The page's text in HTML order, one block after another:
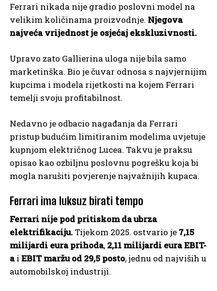
Ferrari nikada nije gradio poslovni model na
velikim količinama proizvodnje. Njegova
najveća vrijednost je osjećaj ekskluzivnosti.
Upravo zato Gallierina uloga nije bila samo
marketinška. Bio je čuvar odnosa s najvjernijim
kupcima i modela rijetkosti na kojem Ferrari
temelji svoju profitabilnost.
Nedavno je odbacio nagađanja da Ferrari
pristup budućim limitiranim modelima uvjetuje
kupnjom električnog Lucea. Takvu je praksu
opisao kao ozbiljnu poslovnu pogrešku koja bi
mogla narušiti povjerenje najvažnijih kupaca.
Ferrari ima luksuz birati tempo
Ferrari nije pod pritiskom da ubrza
elektrifikaciju. Tijekom 2025. ostvario je 7,15
milijardi eura prihoda, 2,11 milijardi eura EBIT-
ai EBIT maržu od 29,5 posto, jednu od najviših u
automobilskoj industriji.